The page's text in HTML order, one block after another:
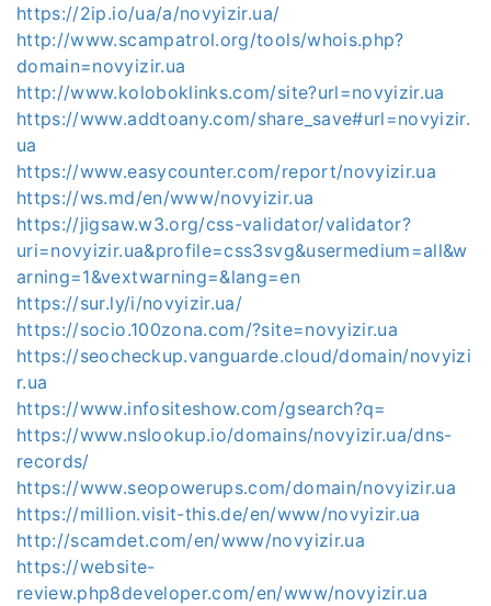
https://2ip.io/ua/a/novyizir.ua/
http://www.scampatrol.org/tools/whois.php?
domain=novyizir.ua
http://www.koloboklinks.com/site?url=novyizir.ua
https://www.addtoany.com/share_save#url=novyizir.
ua
https://www.easycounter.com/report/novyizir.ua
https://ws.md/en/www/novyizir.ua
https://jigsaw.w3.org/css-validator/validator?
uri=novyizir.ua&profile=css3svg&usermedium=all&w
arning=1&vextwarning=&lang=en
https://sur.ly/i/novyizir.ua/
https://socio.100zona.com/?site=novyizir.ua
https://seocheckup.vanguarde.cloud/domain/novyizi
r.ua
https://www.infositeshow.com/gsearch?q=
https://www.nslookup.io/domains/novyizir.ua/dns-
records/
https://www.seopowerups.com/domain/novyizir.ua
https://million.visit-this.de/en/www/novyizir.ua
http://scamdet.com/en/www/novyizir.ua
https://website-
review.php8developer.com/en/www/novyizir.ua